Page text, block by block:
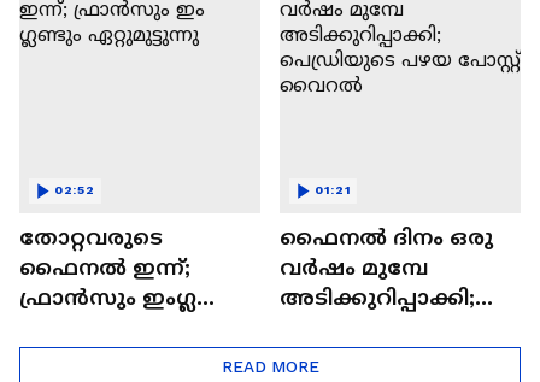
ഇമെയിൽ അയച്ച്
വിദ്യാർത്ഥി
തോറ്റവരുടെ
ഫൈനൽ ഇന്ന്;
ഫ്രാൻസും ഇം​ഗ്ലണ്ടും
02:52
ഫൈനൽ ദിനം ഒരു
വർഷം മുമ്പേ
അടിക്കുറിപ്പാക്കി;
പോസ്റ്റ് വൈറൽ
01:21
READ MORE